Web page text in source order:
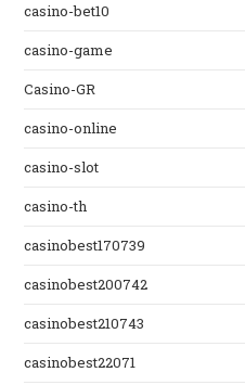
casino-bet10
casino-game
Casino-GR
casino-online
casino-slot
casino-th
casinobest170739
casinobest200742
casinobest210743
casinobest22071